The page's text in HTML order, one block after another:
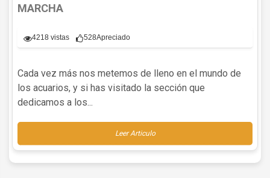
MARCHA
4218 vistas 528Apreciado
Cada vez más nos metemos de lleno en el mundo de
los acuarios, y si has visitado la sección que
dedicamos a los...
Leer Articulo